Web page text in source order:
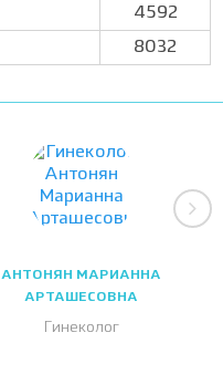
4592
8032
АНТОНЯН МАРИАННА
АРТАШЕСОВНА
Гинеколог